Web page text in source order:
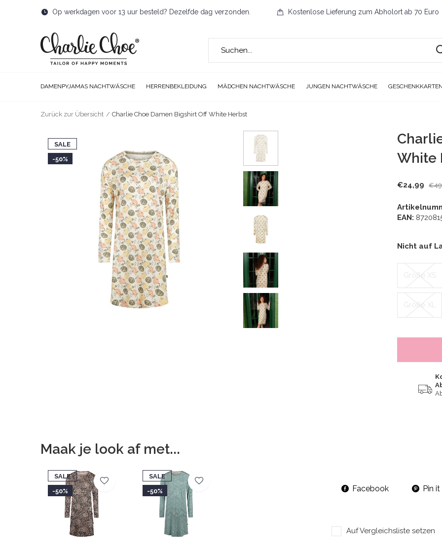
DAMENPYJAMAS NACHTWÄSCHE HERRENBEKLEIDUNG MÄDCHEN NACHTWÄSCHE JUNGEN NACHTWÄSCHE
Op werkdagen voor 13 uur besteld? Dezelfde dag verzonden. Kostenlose Lieferung zum Abholort ab 70 Euro
Zurück zur Übersicht Charlie Choe Damen Bigshirt Off White Herbst
SALE
-50%
White
€24,99
EAN:
Nicht auf
Größe XS
Größe XL
Maak je look af met...
SALE
-50%
SALE
-50%
Facebook Pin it
Auf Vergleichsliste setzen